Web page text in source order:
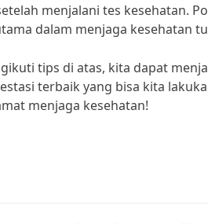
menjalani tes kesehatan.
dalam menjaga kesehatan
tips di atas, kita dapat
terbaik yang bisa kita
menjaga kesehatan!